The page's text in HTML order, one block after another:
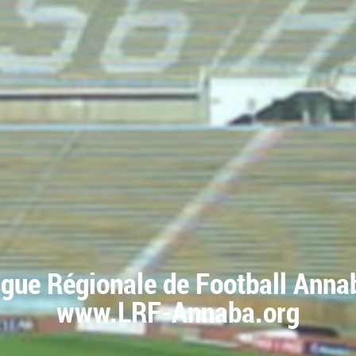
Régionale de Football
www.LRF-Annaba.org